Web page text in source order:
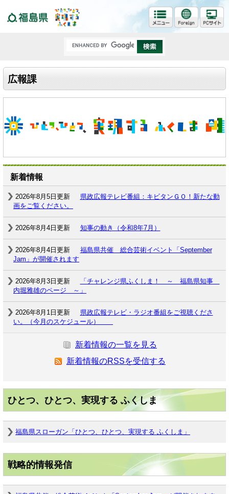
広報課
新着情報
2026年8月5日更新
県政広報テレビ番組：キビタンＧＯ！新たな動
画をご覧ください。
2026年8月4日更新 知事の動き（令和8年7月）
2026年8月4日更新
福島県共催 総合芸術イベント「September
Jam」が開催されます
2026年8月3日更新
「チャレンジ県ふくしま！ ～ 福島県知事
内堀雅雄のページ ～」
2026年8月1日更新
県政広報テレビ・ラジオ番組をご視聴くださ
い。（今月のスケジュール）
新着情報の一覧を見る
新着情報のRSSを受信する
ひとつ、ひとつ、実現する ふくしま
福島県スローガン「ひとつ、ひとつ、実現する ふくしま」
戦略的情報発信